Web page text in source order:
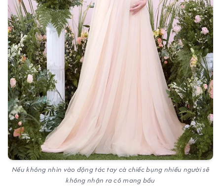
Nếu không nhìn vào động tác tay cà chiếc bụng nhiều người sẽ
không nhận ra cô mang bầu